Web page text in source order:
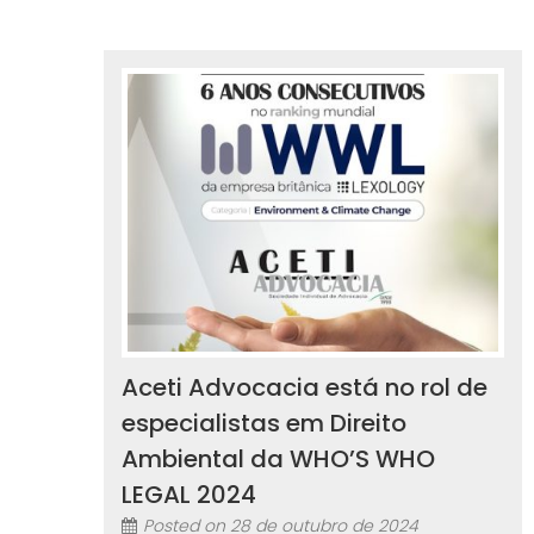
Aceti Advocacia está no rol de
especialistas em Direito
Ambiental da WHO’S WHO
LEGAL 2024
Posted on 28 de outubro de 2024